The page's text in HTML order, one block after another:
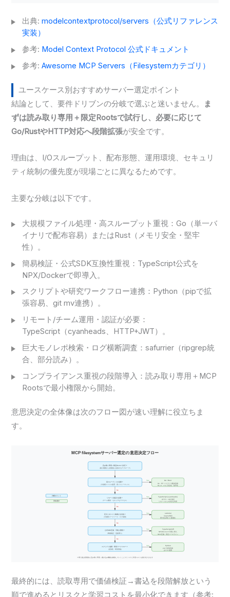
出典: modelcontextprotocol/servers（公式リファレンス
実装）
参考: Model Context Protocol 公式ドキュメント
参考: Awesome MCP Servers（Filesystemカテゴリ）
ユースケース別おすすめサーバー選定ポイント
結論として、要件ドリブンの分岐で選ぶと迷いません。
ま
ずは読み取り専用＋限定Rootsで試行し、必要に応じて
Go/RustやHTTP対応へ段階拡張が安全です。
理由は、I/Oスループット、配布形態、運用環境、セキュリ
ティ統制の優先度が現場ごとに異なるためです。
主要な分岐は以下です。
大規模ファイル処理・高スループット重視：Go（単一バ
イナリで配布容易）またはRust（メモリ安全・堅牢
性）。
簡易検証・公式SDK互換性重視：TypeScript公式を
NPX/Dockerで即導入。
スクリプトや研究ワークフロー連携：Python（pipで拡
張容易、git mv連携）。
リモート/チーム運用・認証が必要：
TypeScript（cyanheads、HTTP+JWT）。
巨大モノレポ検索・ログ横断調査：safurrier（ripgrep統
合、部分読み）。
コンプライアンス重視の段階導入：読み取り専用＋MCP
Rootsで最小権限から開始。
意思決定の全体像は次のフロー図が速い理解に役立ちま
す。
最終的には、読取専用で価値検証→書込を段階解放という
順で進めるとリスクと学習コストを最小化できます（参考: